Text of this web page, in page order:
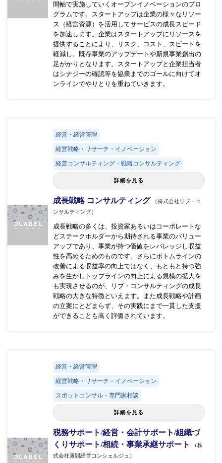
間軸で実施していくオープンイノベーションのプロ
グラムです。スタートアップは企業の様々なリソー
ス（経営資源）を活用してサービスの成長スピード
を加速します。企業はスタートアップにリソースを
提供することにより、リスク、コスト、スピードを
軽減し、既存事業のアップデートや新規事業創出の
足がかりとなります。スタートアップと企業担当者
はシナジーの確認等を協業までのゴールに向けてオ
ンラインでやりとりを重ねていきます。
経営・経営管理
経営戦略・リサーチ・イノベーション
経営コンサルティング・戦略コンサルティング
詳細を見る
成長戦略 コンサルティング
（株式会社リブ・コ
ンサルティング）
成長戦略の多くは、投資家あるいはコーポレートな
どステークホルダーから期待される事業のバリュー
アップであり、事業が持つ価値をレバレッジし収益
性を高めるためのものです。さらにボトムラインの
改善による収益率の向上ではなく、もともと持つ強
みを生かしトップラインの向上による規模の拡大を
も実現させるのが、リブ・コンサルティングの成長
戦略の大きな特徴といえます。また成長戦略や計画
の立案にとどまらず、その実践にまで一貫した支援
ができることも高く評価されています。
経営・経営管理
経営戦略・リサーチ・イノベーション
スポットコンサル・専門家相談
詳細を見る
税務サポート/経営・会計サポート/組織づ
くりサポート/相続・事業承継サポート
（株
式会社藤間経営コンシェルジュ）